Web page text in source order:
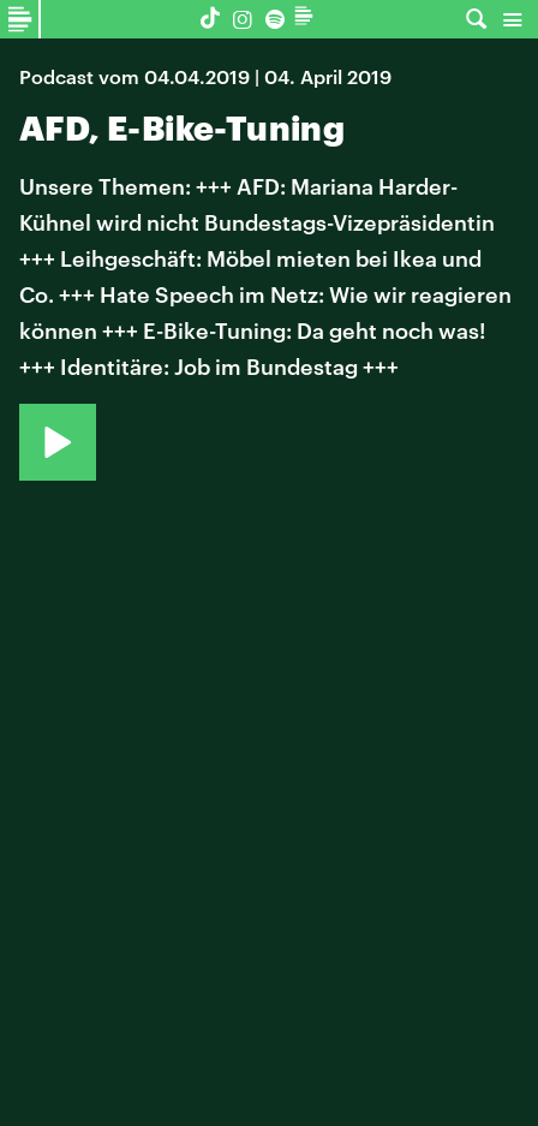
Podcast vom 04.04.2019 | 04. April 2019
AFD, E-Bike-Tuning
Unsere Themen: +++ AFD: Mariana Harder-
Kühnel wird nicht Bundestags-Vizepräsidentin
+++ Leihgeschäft: Möbel mieten bei Ikea und
Co. +++ Hate Speech im Netz: Wie wir reagieren
können +++ E-Bike-Tuning: Da geht noch was!
+++ Identitäre: Job im Bundestag +++